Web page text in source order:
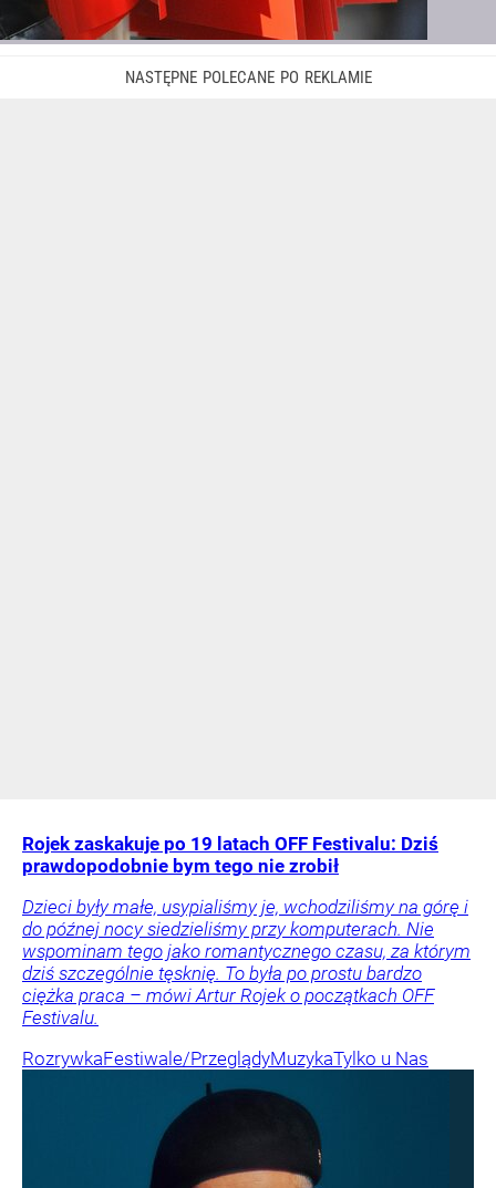
Rojek zaskakuje po 19 latach OFF Festivalu: Dziś
prawdopodobnie bym tego nie zrobił
Dzieci były małe, usypialiśmy je, wchodziliśmy na górę i
do późnej nocy siedzieliśmy przy komputerach. Nie
wspominam tego jako romantycznego czasu, za którym
dziś szczególnie tęsknię. To była po prostu bardzo
ciężka praca – mówi Artur Rojek o początkach OFF
Festivalu.
RozrywkaFestiwale/PrzeglądyMuzykaTylko u Nas